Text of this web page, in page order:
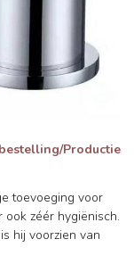
Productie
toevoeging voor
zéér hygiënisch.
hij voorzien van